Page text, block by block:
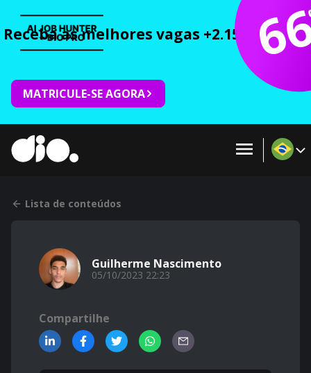
Receba as melhores vagas +2.150 cursos
MATRICULE-SE AGORA
Lista de conteúdos
Guilherme Nascimento
05/10/2023 22:23
Compartilhe